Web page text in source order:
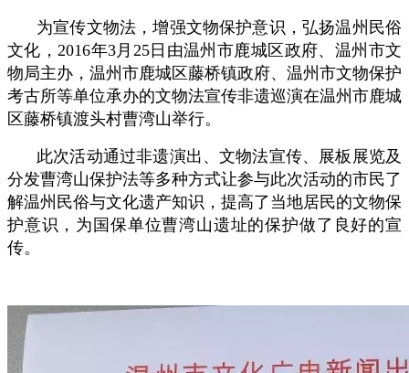
为宣传文物法，增强文物保护意识，弘扬温州民俗
文化，2016年3月25日由温州市鹿城区政府、温州市文
物局主办，温州市鹿城区藤桥镇政府、温州市文物保护
考古所等单位承办的文物法宣传非遗巡演在温州市鹿城
区藤桥镇渡头村曹湾山举行。
此次活动通过非遗演出、文物法宣传、展板展览及
分发曹湾山保护法等多种方式让参与此次活动的市民了
解温州民俗与文化遗产知识，提高了当地居民的文物保
护意识，为国保单位曹湾山遗址的保护做了良好的宣
传。